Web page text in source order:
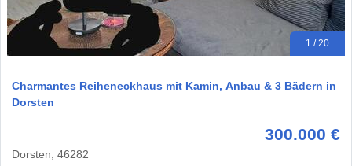
1 / 20
Charmantes Reiheneckhaus mit Kamin, Anbau & 3 Bädern in
Dorsten
300.000 €
Dorsten, 46282